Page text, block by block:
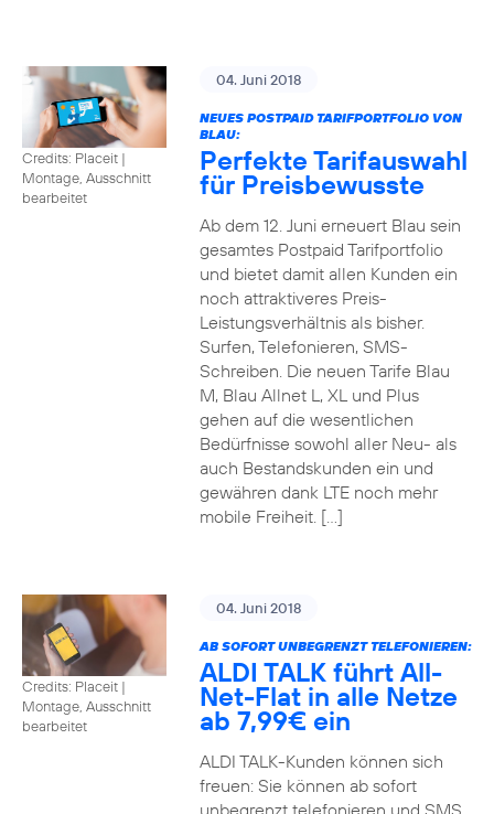
Credits: Placeit |
Montage, Ausschnitt
bearbeitet
04. Juni 2018
NEUES POSTPAID TARIFPORTFOLIO VON
BLAU:
Perfekte Tarifauswahl
für Preisbewusste
Ab dem 12. Juni erneuert Blau sein
gesamtes Postpaid Tarifportfolio
und bietet damit allen Kunden ein
noch attraktiveres Preis-
Leistungsverhältnis als bisher.
Surfen, Telefonieren, SMS-
Schreiben. Die neuen Tarife Blau
M, Blau Allnet L, XL und Plus
gehen auf die wesentlichen
Bedürfnisse sowohl aller Neu- als
auch Bestandskunden ein und
gewähren dank LTE noch mehr
mobile Freiheit. […]
Credits: Placeit |
Montage, Ausschnitt
bearbeitet
04. Juni 2018
AB SOFORT UNBEGRENZT TELEFONIEREN:
ALDI TALK führt All-
Net-Flat in alle Netze
ab 7,99€ ein
ALDI TALK-Kunden können sich
freuen: Sie können ab sofort
unbegrenzt telefonieren und SMS